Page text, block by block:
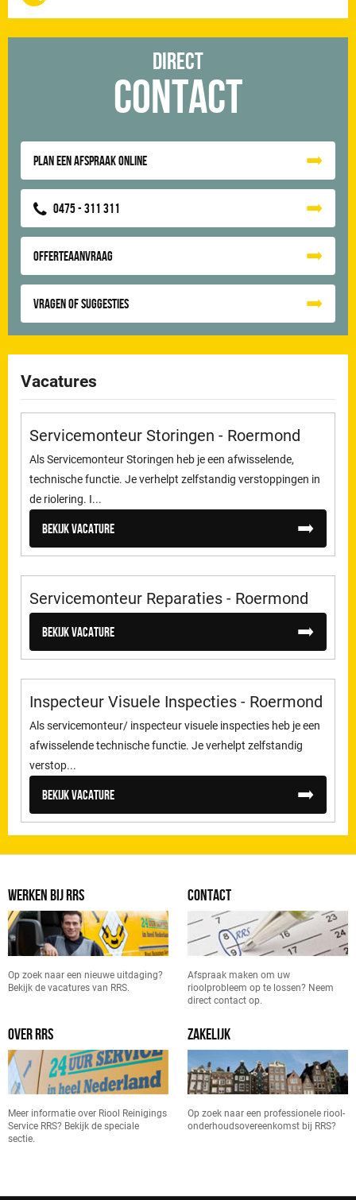
Direct
Contact
Plan een afspraak online
0475 - 311 311
Offerteaanvraag
Vragen of suggesties
Vacatures
Servicemonteur Storingen - Roermond
Als Servicemonteur Storingen heb je een afwisselende,
technische functie. Je verhelpt zelfstandig verstoppingen in
de riolering. I...
Bekijk vacature
Servicemonteur Reparaties - Roermond
Bekijk vacature
Inspecteur Visuele Inspecties - Roermond
Als servicemonteur/ inspecteur visuele inspecties heb je een
afwisselende technische functie. Je verhelpt zelfstandig
verstop...
Bekijk vacature
WERKEN BIJ RRS
Op zoek naar een nieuwe uitdaging?
Bekijk de vacatures van RRS.
CONTACT
Afspraak maken om uw
rioolprobleem op te lossen? Neem
direct contact op.
OVER RRS
Meer informatie over Riool Reinigings
Service RRS? Bekijk de speciale
sectie.
ZAKELIJK
Op zoek naar een professionele riool-
onderhoudsovereenkomst bij RRS?